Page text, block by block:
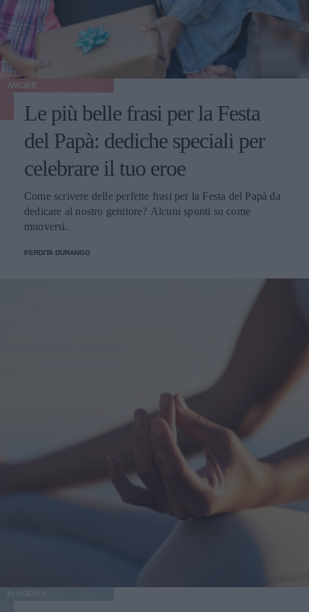
AMORE
Le più belle frasi per la Festa
del Papà: dediche speciali per
celebrare il tuo eroe
Come scrivere delle perfette frasi per la Festa del Papà da
dedicare al nostro genitore? Alcuni spunti su come
muoversi.
PERDITA DURANGO